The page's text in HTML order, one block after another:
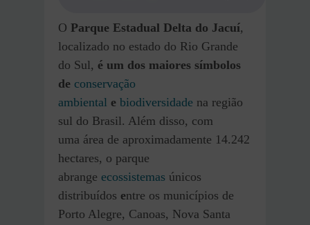
O Parque Estadual Delta do Jacuí,
localizado no estado do Rio Grande
do Sul, é um dos maiores símbolos
de conservação
ambiental e biodiversidade na região
sul do Brasil. Além disso, com
uma área de aproximadamente 14.242
hectares, o parque
abrange ecossistemas únicos
distribuídos entre os municípios de
Porto Alegre, Canoas, Nova Santa